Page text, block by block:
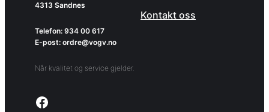
4313 Sandnes
Telefon: 934 00 617
E-post: ordre@vogv.no
Når kvalitet og service gjelder.
Link to facebook page
Kontakt oss